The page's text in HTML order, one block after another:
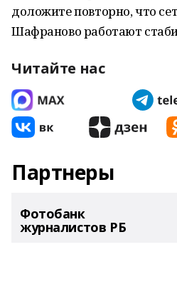
доложите повторно, что
Шафраново работают
Читайте нас
Партнеры
Фотобанк
журналистов РБ